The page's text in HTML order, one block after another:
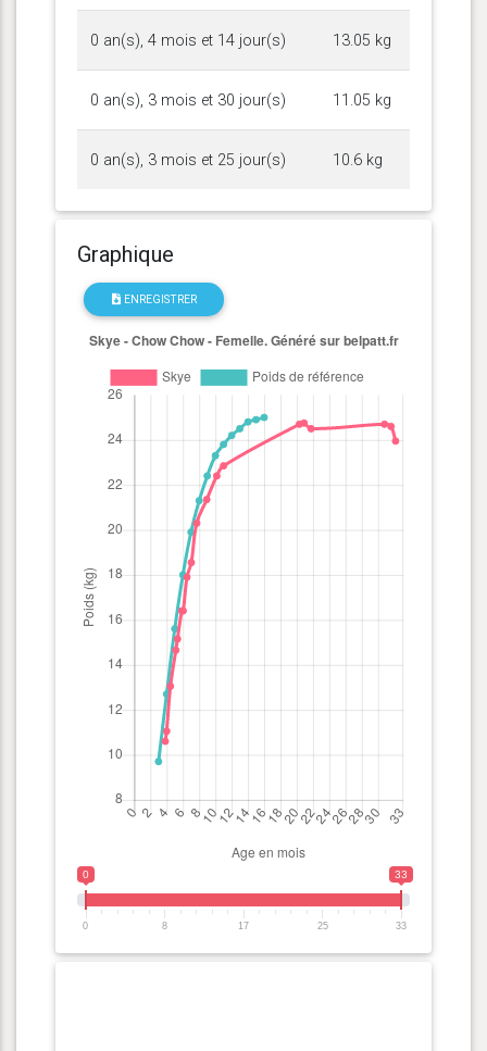
0 an(s), 4 mois et 14 jour(s) 13.05 kg
0 an(s), 3 mois et 30 jour(s) 11.05 kg
0 an(s), 3 mois et 25 jour(s) 10.6 kg
Graphique
ENREGISTRER
0 33
0 8 17 25 33